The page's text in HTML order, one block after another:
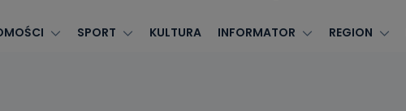
SPORT KULTURA INFORMATOR REGION